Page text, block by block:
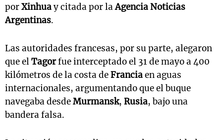
porXinhuay citada por laAgencia Noticias
Argentinas.
Las autoridades francesas, por su parte, alegaron
que elTagorfue interceptado el 31 de mayo a 400
kilómetros de la costa deFranciaen aguas
internacionales, argumentando que el buque
navegaba desdeMurmansk, Rusia, bajo una
bandera falsa.